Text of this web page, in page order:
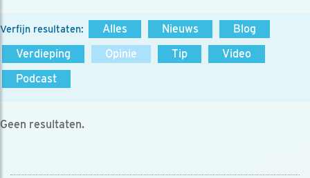
Verfijn resultaten: Alles Nieuws
Blog
Verdieping
Opinie Tip
Video
Podcast
Geen resultaten.